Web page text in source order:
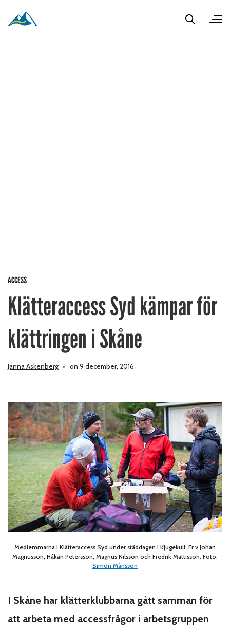
ACCESS
Klätteraccess Syd kämpar för
klättringen i Skåne
Janna Askenberg on 9 december, 2016
Medlemmarna i Klätteraccess Syd under städdagen i Kjugekull. Fr v Johan
Magnusson, Håkan Petersson, Magnus Nilsson och Fredrik Mattisson. Foto:
Simon Månsson
I Skåne har klätterklubbarna gått samman för
att arbeta med accessfrågor i arbetsgruppen